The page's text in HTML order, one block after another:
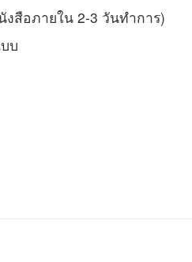
งสือภายใน 2-3 วันทำการ)
บ